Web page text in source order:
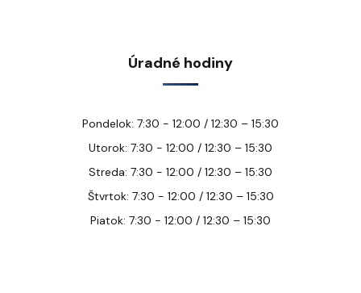
Úradné hodiny
Pondelok: 7:30 - 12:00 / 12:30 – 15:30
Utorok: 7:30 - 12:00 / 12:30 – 15:30
Streda: 7:30 - 12:00 / 12:30 – 15:30
Štvrtok: 7:30 - 12:00 / 12:30 – 15:30
Piatok: 7:30 - 12:00 / 12:30 – 15:30